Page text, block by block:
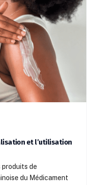
et l’utilisation
produits de
du Médicament